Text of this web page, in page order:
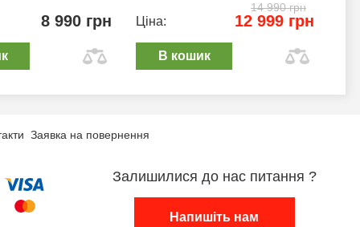
8 990 грн
14 990 грн
Ціна: 12 999 грн
В кошик
Заявка на повернення
Залишилися до нас питання ?
Напишіть нам